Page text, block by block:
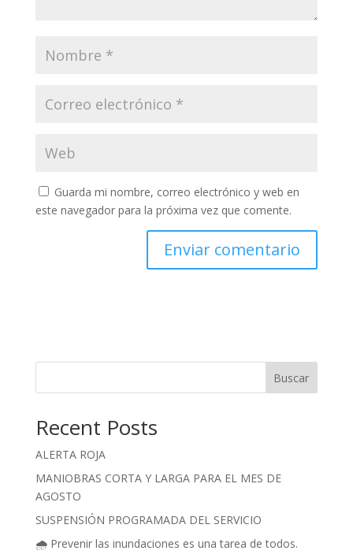
Guarda mi nombre, correo electrónico y web en
este navegador para la próxima vez que comente.
Buscar
Recent Posts
ALERTA ROJA
MANIOBRAS CORTA Y LARGA PARA EL MES DE
AGOSTO
SUSPENSIÓN PROGRAMADA DEL SERVICIO
🌧️ Prevenir las inundaciones es una tarea de todos.